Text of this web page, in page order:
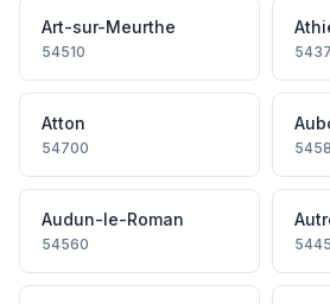
Art-sur-Meurthe
54510
Atton
54700
Audun-le-Roman
54560